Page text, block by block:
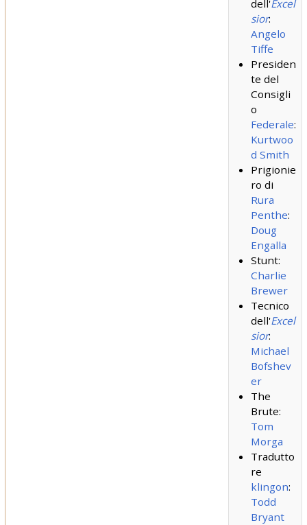
dell'Excel
sior:
Angelo
Tiffe
Presiden
te del
Consigli
o
Federale:
Kurtwoo
d Smith
Prigionie
ro di
Rura
Penthe:
Doug
Engalla
Stunt:
Charlie
Brewer
Tecnico
dell'Excel
sior:
Michael
Bofshev
er
The
Brute:
Tom
Morga
Tradutto
re
klingon:
Todd
Bryant